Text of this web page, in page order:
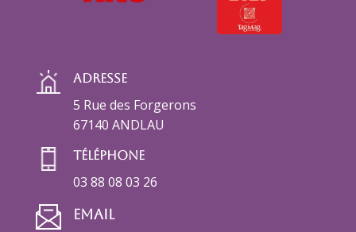
Adresse
5 Rue des Forgerons
67140 ANDLAU
Téléphone
03 88 08 03 26
Email